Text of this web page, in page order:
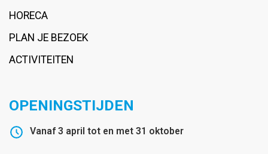
HORECA
PLAN JE BEZOEK
ACTIVITEITEN
OPENINGSTIJDEN
Vanaf 3 april tot en met 31 oktober